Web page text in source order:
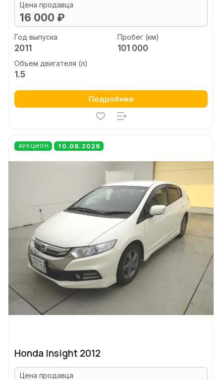
Цена продавца
16 000 ₽
Год выпуска
2011
Пробег (км)
101 000
Объем двигателя (л)
1.5
Подробнее
АУКЦИОН 10.08.2026
Honda Insight 2012
Цена продавца